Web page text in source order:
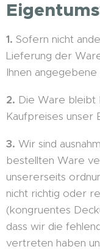
1. Sofern nicht
Lieferung der
Ihnen
2. Die Ware bleibt
Kaufpreises unser
3. Wir sind
bestellten Ware
unsererseits
nicht richtig oder
(kongruentes
dass wir die
vertreten haben